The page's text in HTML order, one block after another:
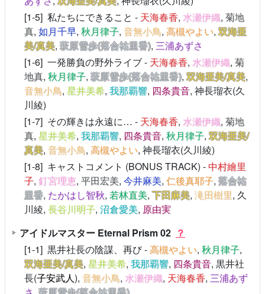
[1-5] 私たちにできること - 天海春香, 水瀬伊織, 菊地
真, 如月千早, 秋月律子, 音無小鳥, 高槻やよい,双海亜
美/真美,萩原雪歩(落合祐里香), 三浦あずさ
[1-6] 一発勝負の野外ライブ - 天海春香, 水瀬伊織, 菊
地真, 秋月律子,萩原雪歩(落合祐里香),双海亜美/真美,
音無小鳥, 星井美希, 我那覇響, 四条貴音, 神長瑠衣(久
川綾)
[1-7] その輝きは永遠に… - 天海春香, 水瀬伊織, 菊地
真, 星井美希, 我那覇響, 四条貴音, 秋月律子,双海亜美/
真美, 音無小鳥, 高槻やよい, 神長瑠衣(久川綾)
[1-8] キャストコメント (BONUS TRACK) -中村繪里
子, 釘宮理恵, 平田宏美, 今井麻美, 仁後真耶子,落合祐
里香, たかはし智秋, 若林直美,下田麻美, 滝田樹里, 久
川綾, 長谷川明子, 沼倉愛美, 原由実
アイドルマスター Eternal Prism 02 ？
[1-1] 黒井社長の陰謀、再び -高槻やよい, 秋月律子,
双海亜美/真美, 星井美希, 我那覇響, 四条貴音, 黒井社
長(子安武人), 音無小鳥, 水瀬伊織, 天海春香, 三浦あず